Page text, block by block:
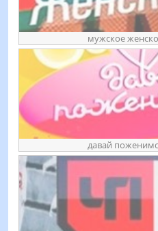
мужское
давай